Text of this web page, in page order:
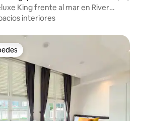
King frente al mar en River
interiores